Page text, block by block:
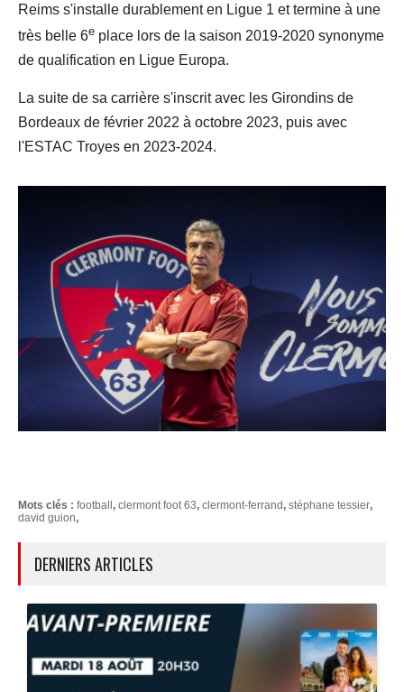
Reims s'installe durablement en Ligue 1 et termine à une
très belle 6e place lors de la saison 2019-2020 synonyme
de qualification en Ligue Europa.
La suite de sa carrière s'inscrit avec les Girondins de
Bordeaux de février 2022 à octobre 2023, puis avec
l'ESTAC Troyes en 2023-2024.
Mots clés : football, clermont foot 63, clermont-ferrand, stéphane tessier,
david guion,
DERNIERS ARTICLES